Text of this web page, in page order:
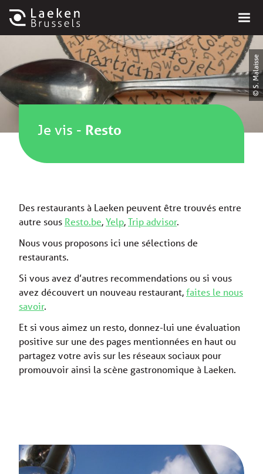
© S. Malaisse
Je vis - Resto
Des restaurants à Laeken peuvent être trouvés entre
autre sous Resto.be,Yelp,Trip advisor.
Nous vous proposons ici une sélections de
restaurants.
Si vous avez d’autres recommendations ou si vous
avez découvert un nouveau restaurant,faites le nous
savoir.
Et si vous aimez un resto, donnez-lui une évaluation
positive sur une des pages mentionnées en haut ou
partagez votre avis sur les réseaux sociaux pour
promouvoir ainsi la scène gastronomique à Laeken.